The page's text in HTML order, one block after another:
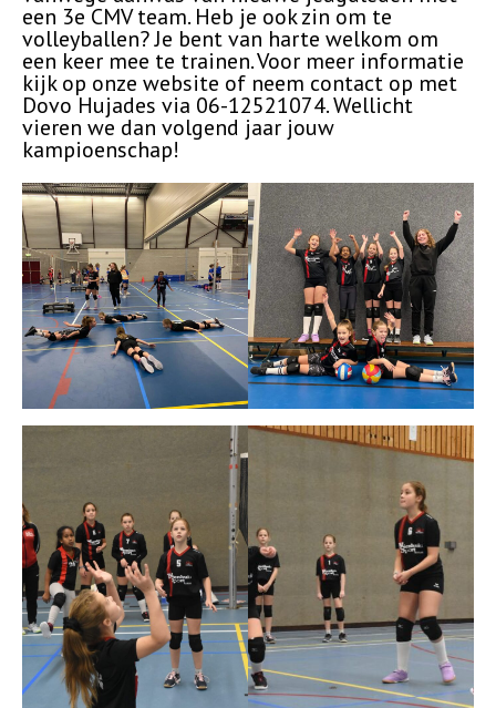
een 3e CMV team. Heb je ook zin om te
volleyballen? Je bent van harte welkom om
een keer mee te trainen. Voor meer informatie
kijk op onze website of neem contact op met
Dovo Hujades via 06-12521074. Wellicht
vieren we dan volgend jaar jouw
kampioenschap!